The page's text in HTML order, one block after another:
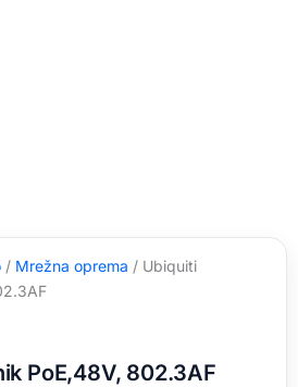
/ Mrežna oprema / Ubiquiti
PoE,48V, 802.3AF